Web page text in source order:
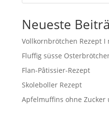
Neueste
Vollkornbrötchen Rezept
Fluffig süsse
Flan-Pâtissier-Rezept
Skoleboller Rezept
Apfelmuffins ohne Zucker